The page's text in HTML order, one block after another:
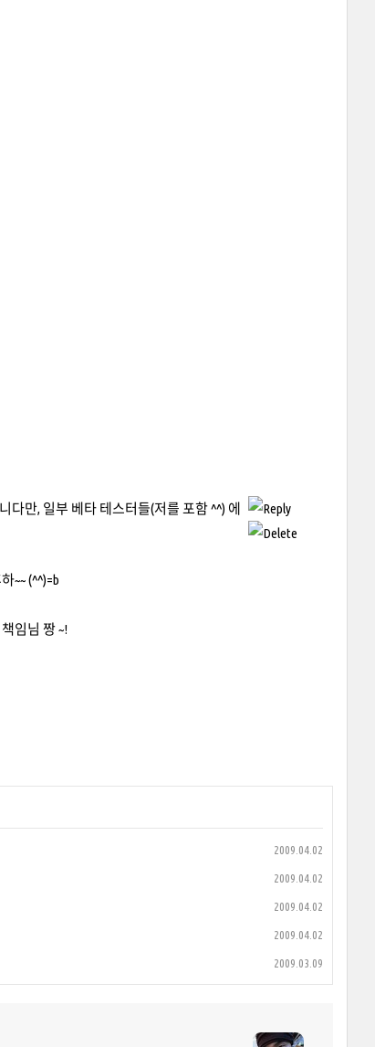
니다만, 일부 베타 테스터들(저를 포함 ^^) 에
~~ (^^)=b
임님 짱 ~!
2009.04.02
2009.04.02
2009.04.02
2009.04.02
2009.03.09